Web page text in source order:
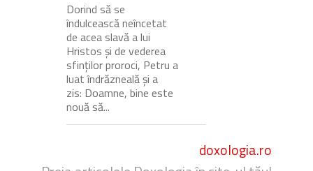
Dorind să se
îndulcească neîncetat
de acea slavă a lui
Hristos și de vederea
sfinților proroci, Petru a
luat îndrăzneală și a
zis: Doamne, bine este
nouă să...
doxologia.ro